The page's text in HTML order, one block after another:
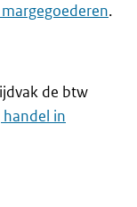
.
de btw
in